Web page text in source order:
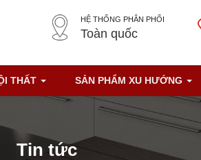
HỆ THỐNG PHÂN PHỐI
Toàn quốc
THẤT SẢN PHẨM XU HƯỚNG
Tin tức